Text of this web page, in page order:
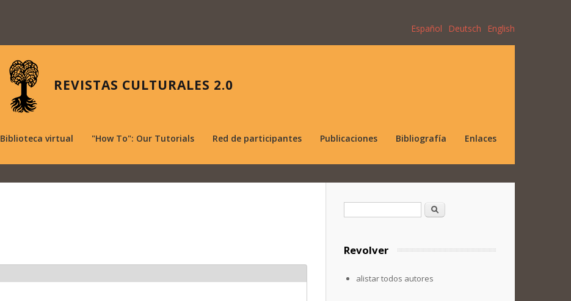
Español Deutsch English
REVISTAS CULTURALES 2.0
Biblioteca virtual "How To": Our Tutorials Red de participantes Publicaciones Bibliografía Enlaces
Formulario de búsqueda
Buscar
Revolver
alistar todos autores